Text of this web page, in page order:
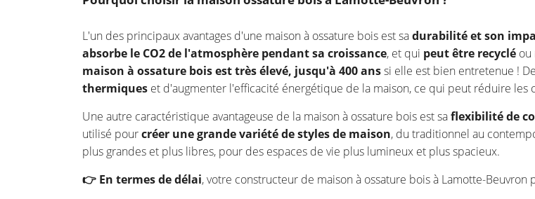
L'un des principaux avantages d'une maison à ossature bois est sadurabilité et son
absorbe le CO2 de l'atmosphère pendant sa croissance, et qui peut être recyclé ou
maison à ossature bois est très élevé, jusqu'à 400 anssi elle est bien entretenue !
thermiques et d'augmenter l'efficacité énergétique de la maison, ce qui peut réduire les
Une autre caractéristique avantageuse de la maison à ossature bois est saflexibilité de
utilisé pourcréer une grande variété de styles de maison, du traditionnel au
plus grandes et plus libres, pour des espaces de vie plus lumineux et plus spacieux.
👉 En termes de délai, votre constructeur de maison à ossature bois à Lamotte-